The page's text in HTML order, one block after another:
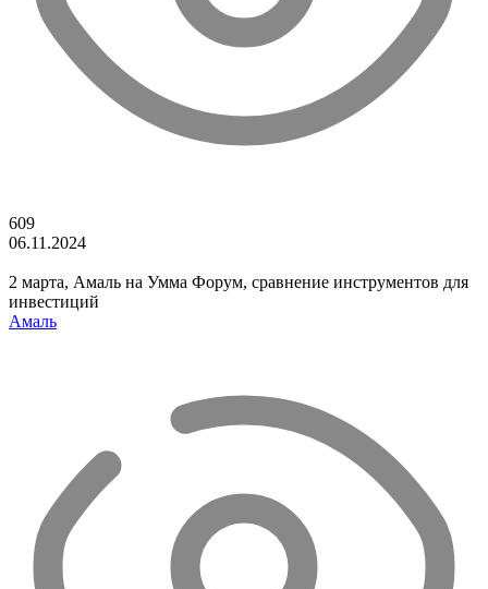
609
06.11.2024
2 марта, Амаль на Умма Форум, сравнение инструментов для
инвестиций
Амаль